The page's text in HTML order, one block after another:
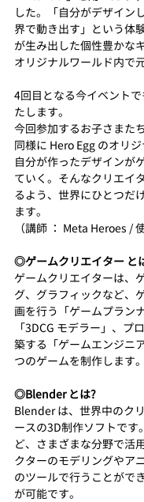
した。「自分がデザイン
界で動き出す」という体
が生み出した個性豊かな
オリジナルワールド内で
4回目となる今イベント
たします。
今回参加するお子さまた
同様に Hero Egg のオリ
自分が作ったデザインが
ていく。そんなクリエイ
るよう、世界にひとつだ
ます。
（講師 ： Meta Heroes /
◎ゲームクリエイター と
ゲームクリエイターは、
グ、グラフィックなど、
画を行う「ゲームプラン
「3DCG モデラー」、
築する「ゲームエンジニ
つのゲームを制作します。
◎Blender とは?
Blender は、世界中のク
ースの3D制作ソフトです
ど、さまざまな分野で活
クターのモデリングやア
のツールで行うことがで
が可能です。